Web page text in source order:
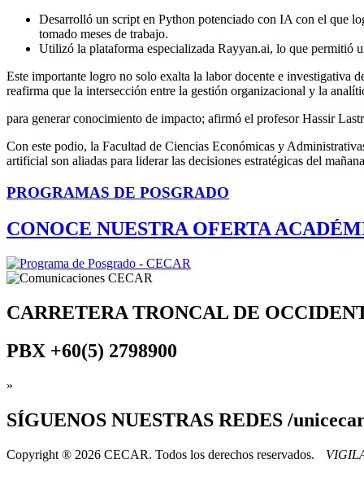
Desarrolló un script en Python potenciado con IA con el que
tomado meses de trabajo.
Utilizó la plataforma especializada Rayyan.ai, lo que permitió
Este importante logro no solo exalta la labor docente e investigativa
reafirma que la intersección entre la gestión organizacional y la
para generar conocimiento de impacto; afirmó el profesor Hassir
Con este podio, la Facultad de Ciencias Económicas y
artificial son aliadas para liderar las decisiones estratégicas del
PROGRAMAS DE POSGRADO
CONOCE NUESTRA OFERTA
CARRETERA TRONCAL DE
PBX +60(5) 2798900
»
SÍGUENOS NUESTRAS REDES /
Copyright ® 2026 CECAR. Todos los derechos reservados.